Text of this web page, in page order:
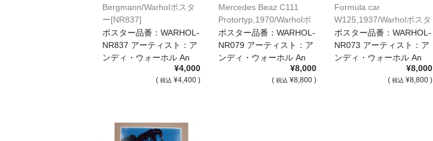
Bergmann/Warholポスタ
ー[NR837]
ポスター品番：WARHOL-
NR837 アーティスト：ア
ンディ・ウォーホル An
¥4,000
( 税込 ¥4,400 )
Mercedes Beaz C111
Protortyp,1970/Warholポ
スター[NR079]
ポスター品番：WARHOL-
NR079 アーティスト：ア
ンディ・ウォーホル An
¥8,000
( 税込 ¥8,800 )
Formula car
W125,1937/Warholポスタ
ー[NR073]
ポスター品番：WARHOL-
NR073 アーティスト：ア
ンディ・ウォーホル An
¥8,000
( 税込 ¥8,800 )